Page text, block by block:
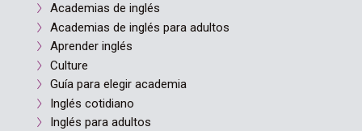
Academias de inglés
Academias de inglés para adultos
Aprender inglés
Culture
Guía para elegir academia
Inglés cotidiano
Inglés para adultos